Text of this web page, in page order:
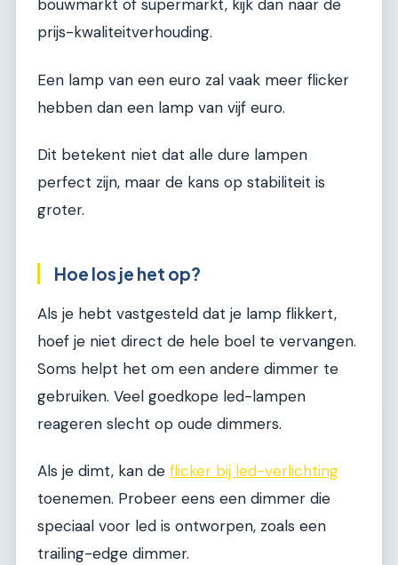
bouwmarkt of supermarkt, kijk dan naar de
prijs-kwaliteitverhouding.
Een lamp van een euro zal vaak meer flicker
hebben dan een lamp van vijf euro.
Dit betekent niet dat alle dure lampen
perfect zijn, maar de kans op stabiliteit is
groter.
Hoe los je het op?
Als je hebt vastgesteld dat je lamp flikkert,
hoef je niet direct de hele boel te vervangen.
Soms helpt het om een andere dimmer te
gebruiken. Veel goedkope led-lampen
reageren slecht op oude dimmers.
Als je dimt, kan de flicker bij led-verlichting
toenemen. Probeer eens een dimmer die
speciaal voor led is ontworpen, zoals een
trailing-edge dimmer.